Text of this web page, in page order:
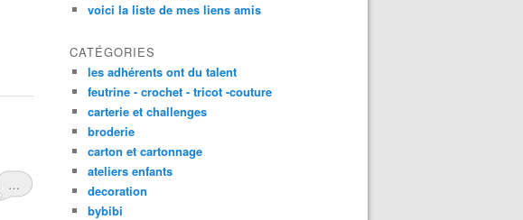
…
voici la liste de mes liens amis
CATÉGORIES
les adhérents ont du talent
feutrine - crochet - tricot -couture
carterie et challenges
broderie
carton et cartonnage
ateliers enfants
decoration
bybibi